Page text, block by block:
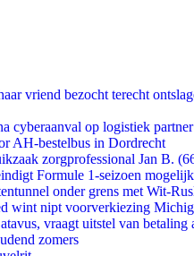
vriend bezocht terecht
cyberaanval op logistiek
AH-bestelbus in Dordrecht
zorgprofessional Jan B.
Formule 1-seizoen
onder grens met Wit-
wint nipt voorverkiezing
vraagt uitstel van betaling
zomers